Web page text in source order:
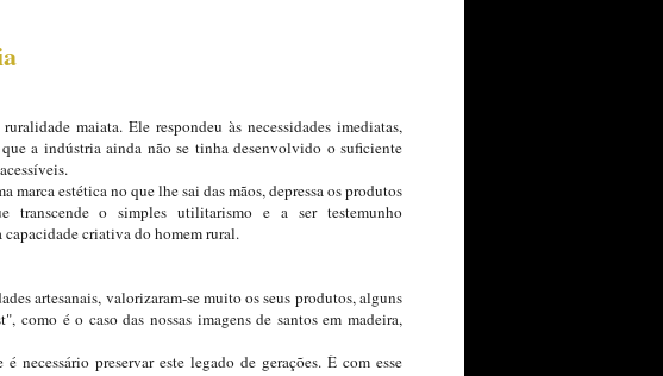
maiata. Ele respondeu às necessidades imediatas,
a indústria ainda não se tinha desenvolvido o suficiente
marca estética no que lhe sai das mãos, depressa os produtos
transcende o simples utilitarismo e a ser testemunho
capacidade criativa do homem rural.
artesanais, valorizaram-se muito os seus produtos, alguns
como é o caso das nossas imagens de santos em madeira,
necessário preservar este legado de gerações. È com esse